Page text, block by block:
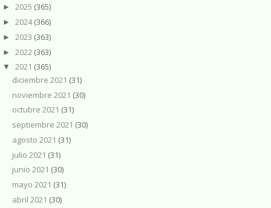
► 2025 (365)
► 2024(366)
► 2023 (363)
► 2022 (363)
▼ 2021 (365)
diciembre 2021 (31)
noviembre 2021 (30)
octubre 2021 (31)
septiembre 2021 (30)
agosto 2021 (31)
julio 2021 (31)
junio 2021 (30)
mayo 2021 (31)
abril 2021 (30)